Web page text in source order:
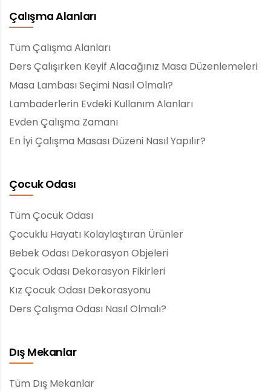
Çalışma Alanları
Tüm Çalışma Alanları
Ders Çalışırken Keyif Alacağınız Masa Düzenlemeleri
Masa Lambası Seçimi Nasıl Olmalı?
Lambaderlerin Evdeki Kullanım Alanları
Evden Çalışma Zamanı
En İyi Çalışma Masası Düzeni Nasıl Yapılır?
Çocuk Odası
Tüm Çocuk Odası
Çocuklu Hayatı Kolaylaştıran Ürünler
Bebek Odası Dekorasyon Objeleri
Çocuk Odası Dekorasyon Fikirleri
Kız Çocuk Odası Dekorasyonu
Ders Çalışma Odası Nasıl Olmalı?
Dış Mekanlar
Tüm Dış Mekanlar